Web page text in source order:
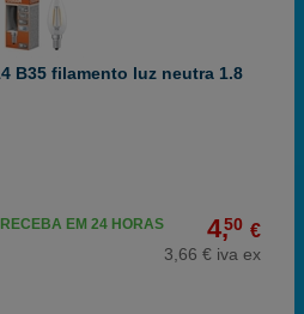
B35 filamento luz neutra 1.8
4,50 €
3,66 € iva ex
RECEBA EM 24 HORAS